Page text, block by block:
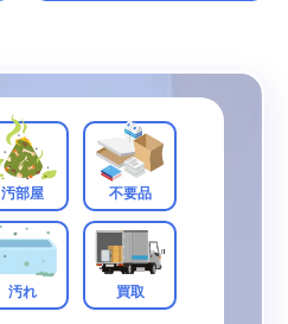
汚部屋 不要品
汚れ 買取